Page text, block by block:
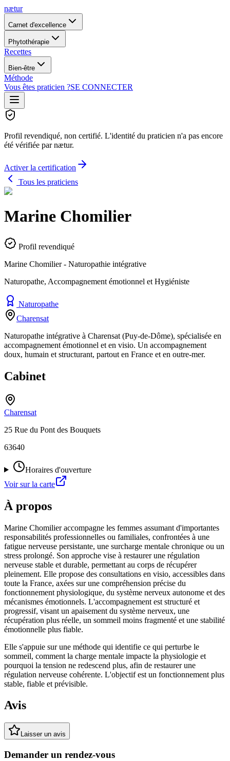
nætur
Carnet d'excellence
Phytothérapie
Recettes
Bien-être
Méthode
Vous êtes praticien ?SE CONNECTER
Profil revendiqué, non certifié. L'identité du praticien n'a pas encore
été vérifiée par nætur.
Activer la certification
Tous les praticiens
Marine Chomilier
Profil revendiqué
Marine Chomilier - Naturopathie intégrative
Naturopathe, Accompagnement émotionnel et Hygiéniste
Naturopathe
Charensat
Naturopathe intégrative à Charensat (Puy-de-Dôme), spécialisée en
accompagnement émotionnel et en visio. Un accompagnement
doux, humain et structurant, partout en France et en outre-mer.
Cabinet
Charensat
25 Rue du Pont des Bouquets
63640
Horaires d'ouverture
Voir sur la carte
À propos
Marine Chomilier accompagne les femmes assumant d'importantes
responsabilités professionnelles ou familiales, confrontées à une
fatigue nerveuse persistante, une surcharge mentale chronique ou un
stress prolongé. Son approche vise à restaurer une régulation
nerveuse stable et durable, permettant au corps de récupérer
pleinement. Elle propose des consultations en visio, accessibles dans
toute la France, axées sur une compréhension précise du
fonctionnement physiologique, du système nerveux autonome et des
mécanismes émotionnels. L'accompagnement est structuré et
progressif, visant un apaisement du système nerveux, une
récupération plus réelle, un sommeil moins fragmenté et une stabilité
émotionnelle plus fiable.
Elle s'appuie sur une méthode qui identifie ce qui perturbe le
sommeil, comment la charge mentale impacte la physiologie et
pourquoi la tension ne redescend plus, afin de restaurer une
régulation nerveuse cohérente. L'objectif est un fonctionnement plus
stable, fiable et prévisible.
Avis
Laisser un avis
Demander un rendez-vous